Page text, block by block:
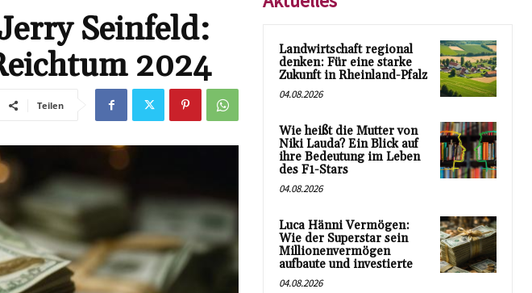
Seinfeld:
2024
Teilen
Landwirtschaft regional
denken: Für eine starke
Zukunft in Rheinland-Pfalz
04.08.2026
Wie heißt die Mutter von
Niki Lauda? Ein Blick auf
ihre Bedeutung im Leben
des F1-Stars
04.08.2026
Luca Hänni Vermögen:
Wie der Superstar sein
Millionenvermögen
aufbaute und investierte
04.08.2026